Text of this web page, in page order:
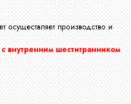
осуществляет производство и
внутренним шестигранником